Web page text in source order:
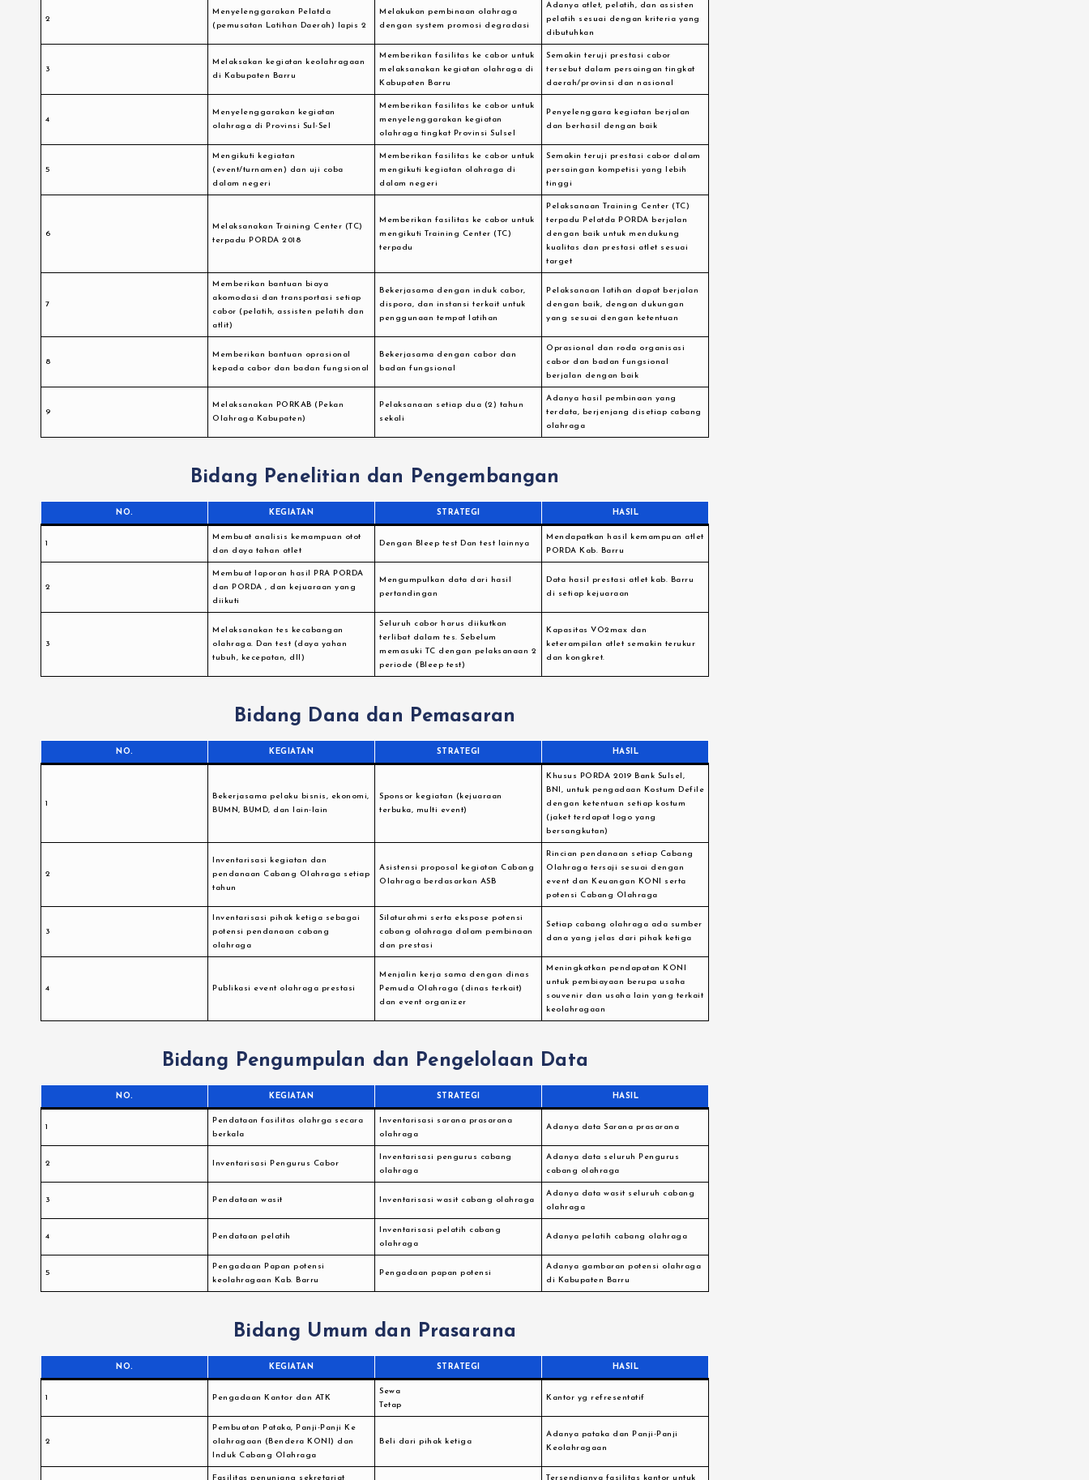
2
Menyelenggarakan Pelatda
(pemusatan Latihan Daerah) lapis 2
Melakukan pembinaan olahraga
dengan system promosi degradasi
Adanya atlet, pelatih, dan assisten
pelatih sesuai dengan kriteria yang
dibutuhkan
3
Melaksakan kegiatan keolahragaan
di Kabupaten Barru
Memberikan fasilitas ke cabor untuk
melaksanakan kegiatan olahraga di
Kabupaten Barru
Semakin teruji prestasi cabor
tersebut dalam persaingan tingkat
daerah/provinsi dan nasional
4
Menyelenggarakan kegiatan
olahraga di Provinsi Sul-Sel
Memberikan fasilitas ke cabor untuk
menyelenggarakan kegiatan
olahraga tingkat Provinsi Sulsel
Penyelenggara kegiatan berjalan
dan berhasil dengan baik
5
Mengikuti kegiatan
(event/turnamen) dan uji coba
dalam negeri
Memberikan fasilitas ke cabor untuk
mengikuti kegiatan olahraga di
dalam negeri
Semakin teruji prestasi cabor dalam
persaingan kompetisi yang lebih
tinggi
6
Melaksanakan Training Center (TC)
terpadu PORDA 2018
Memberikan fasilitas ke cabor untuk
mengikuti Training Center (TC)
terpadu
Pelaksanaan Training Center (TC)
terpadu Pelatda PORDA berjalan
dengan baik untuk mendukung
kualitas dan prestasi atlet sesuai
target
7
Memberikan bantuan biaya
akomodasi dan transportasi setiap
cabor (pelatih, assisten pelatih dan
atlit)
Bekerjasama dengan induk cabor,
dispora, dan instansi terkait untuk
penggunaan tempat latihan
Pelaksanaan latihan dapat berjalan
dengan baik, dengan dukungan
yang sesuai dengan ketentuan
8
Memberikan bantuan oprasional
kepada cabor dan badan fungsional
Bekerjasama dengan cabor dan
badan fungsional
Oprasional dan roda organisasi
cabor dan badan fungsional
berjalan dengan baik
9
Melaksanakan PORKAB (Pekan
Olahraga Kabupaten)
Pelaksanaan setiap dua (2) tahun
sekali
Adanya hasil pembinaan yang
terdata, berjenjang disetiap cabang
olahraga
Bidang Penelitian dan Pengembangan
NO. KEGIATAN STRATEGI HASIL
1
Membuat analisis kemampuan otot
dan daya tahan atlet
Dengan Bleep test Dan test lainnya
Mendapatkan hasil kemampuan atlet
PORDA Kab. Barru
2
Membuat laporan hasil PRA PORDA
dan PORDA , dan kejuaraan yang
diikuti
Mengumpulkan data dari hasil
pertandingan
Data hasil prestasi atlet kab. Barru
di setiap kejuaraan
3
Melaksanakan tes kecabangan
olahraga. Dan test (daya yahan
tubuh, kecepatan, dll)
Seluruh cabor harus diikutkan
terlibat dalam tes. Sebelum
memasuki TC dengan pelaksanaan 2
periode (Bleep test)
Kapasitas VO2max dan
keterampilan atlet semakin terukur
dan kongkret.
Bidang Dana dan Pemasaran
NO. KEGIATAN STRATEGI HASIL
1
Bekerjasama pelaku bisnis, ekonomi,
BUMN, BUMD, dan lain-lain
Sponsor kegiatan (kejuaraan
terbuka, multi event)
Khusus PORDA 2019 Bank Sulsel,
BNI, untuk pengadaan Kostum Defile
dengan ketentuan setiap kostum
(jaket terdapat logo yang
bersangkutan)
2
Inventarisasi kegiatan dan
pendanaan Cabang Olahraga setiap
tahun
Asistensi proposal kegiatan Cabang
Olahraga berdasarkan ASB
Rincian pendanaan setiap Cabang
Olahraga tersaji sesuai dengan
event dan Keuangan KONI serta
potensi Cabang Olahraga
3
Inventarisasi pihak ketiga sebagai
potensi pendanaan cabang
olahraga
Silaturahmi serta ekspose potensi
cabang olahraga dalam pembinaan
dan prestasi
Setiap cabang olahraga ada sumber
dana yang jelas dari pihak ketiga
4 Publikasi event olahraga prestasi
Menjalin kerja sama dengan dinas
Pemuda Olahraga (dinas terkait)
dan event organizer
Meningkatkan pendapatan KONI
untuk pembiayaan berupa usaha
souvenir dan usaha lain yang terkait
keolahragaan
Bidang Pengumpulan dan Pengelolaan Data
NO. KEGIATAN STRATEGI HASIL
1
Pendataan fasilitas olahrga secara
berkala
Inventarisasi sarana prasarana
olahraga
Adanya data Sarana prasarana
2 Inventarisasi Pengurus Cabor
Inventarisasi pengurus cabang
olahraga
Adanya data seluruh Pengurus
cabang olahraga
3 Pendataan wasit Inventarisasi wasit cabang olahraga
Adanya data wasit seluruh cabang
olahraga
4 Pendataan pelatih
Inventarisasi pelatih cabang
olahraga
Adanya pelatih cabang olahraga
5
Pengadaan Papan potensi
keolahragaan Kab. Barru
Pengadaan papan potensi
Adanya gambaran potensi olahraga
di Kabupaten Barru
Bidang Umum dan Prasarana
NO. KEGIATAN STRATEGI HASIL
1 Pengadaan Kantor dan ATK
Sewa
Tetap
Kantor yg refresentatif
2
Pembuatan Pataka, Panji-Panji Ke
olahragaan (Bendera KONI) dan
Induk Cabang Olahraga
Beli dari pihak ketiga
Adanya pataka dan Panji-Panji
Keolahragaan
Fasilitas penunjang sekretariat Tersendianya fasilitas kantor untuk